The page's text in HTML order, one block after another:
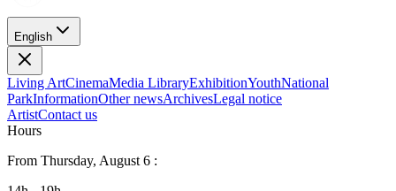
English
Living ArtCinemaMedia LibraryExhibitionYouthNational
ParkInformationOther newsArchivesLegal notice
ArtistContact us
Hours
From Thursday, August 6 :